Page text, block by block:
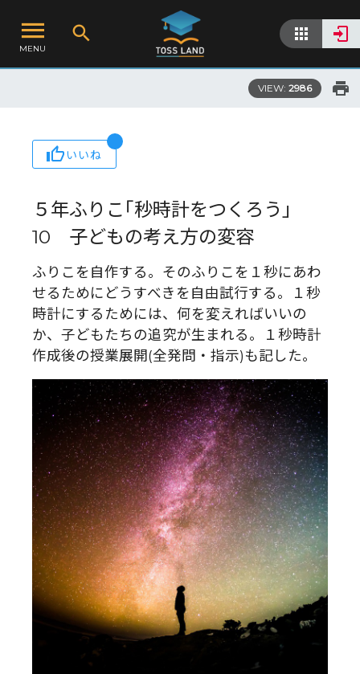
MENU
VIEW: 2986
いいね
５年ふりこ｢秒時計をつくろう｣
10 子どもの考え方の変容
ふりこを自作する。そのふりこを１秒にあわ
せるためにどうすべきを自由試行する。１秒
時計にするためには、何を変えればいいの
か、子どもたちの追究が生まれる。１秒時計
作成後の授業展開(全発問・指示)も記した。